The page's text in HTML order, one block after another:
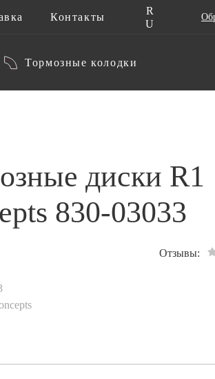
Контакты
R
U
Тормозные колодки
диски R1
830-03033
Отзывы: